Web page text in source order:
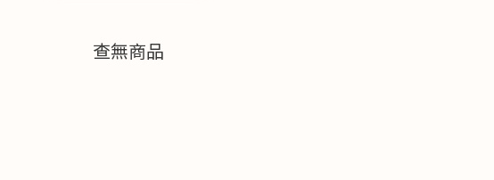
查無商品